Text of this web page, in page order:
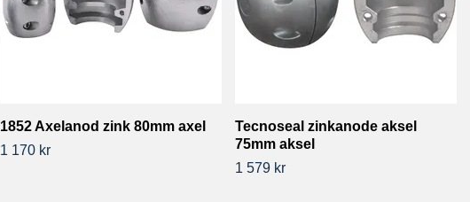
1852 Axelanod zink 80mm axel
1 170 kr
Tecnoseal zinkanode aksel
75mm aksel
1 579 kr